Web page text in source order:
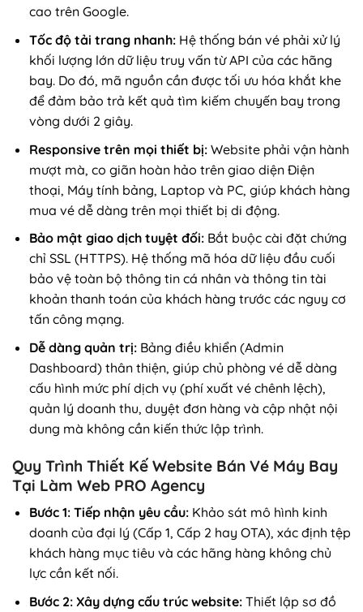
cao trên Google.
Tốc độ tải trang nhanh:Hệ thống bán vé phải xử lý
khối lượng lớn dữ liệu truy vấn từ API của các hãng
bay. Do đó, mã nguồn cần được tối ưu hóa khắt khe
để đảm bảo trả kết quả tìm kiếm chuyến bay trong
vòng dưới 2 giây.
Responsive trên mọi thiết bị:Website phải vận hành
mượt mà, co giãn hoàn hảo trên giao diện Điện
thoại, Máy tính bảng, Laptop và PC, giúp khách hàng
mua vé dễ dàng trên mọi thiết bị di động.
Bảo mật giao dịch tuyệt đối:Bắt buộc cài đặt chứng
chỉ SSL (HTTPS). Hệ thống mã hóa dữ liệu đầu cuối
bảo vệ toàn bộ thông tin cá nhân và thông tin tài
khoản thanh toán của khách hàng trước các nguy cơ
tấn công mạng.
Dễ dàng quản trị:Bảng điều khiển (Admin
Dashboard) thân thiện, giúp chủ phòng vé dễ dàng
cấu hình mức phí dịch vụ (phí xuất vé chênh lệch),
quản lý doanh thu, duyệt đơn hàng và cập nhật nội
dung mà không cần kiến thức lập trình.
Quy Trình Thiết Kế Website Bán Vé Máy Bay
Tại Làm Web PRO Agency
Bước 1: Tiếp nhận yêu cầu:Khảo sát mô hình kinh
doanh của đại lý (Cấp 1, Cấp 2 hay OTA), xác định tệp
khách hàng mục tiêu và các hãng hàng không chủ
lực cần kết nối.
Bước 2: Xây dựng cấu trúc website:Thiết lập sơ đồ